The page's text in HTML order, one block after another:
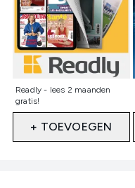
Readly - lees 2 maanden
gratis!
Niet geselecteerd
+ TOEVOEGEN